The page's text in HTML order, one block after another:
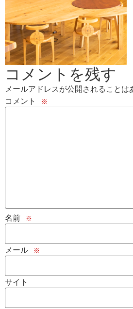
コメントを残す
メールアドレスが公開されることは
コメント
※
名前 ※
メール ※
サイト